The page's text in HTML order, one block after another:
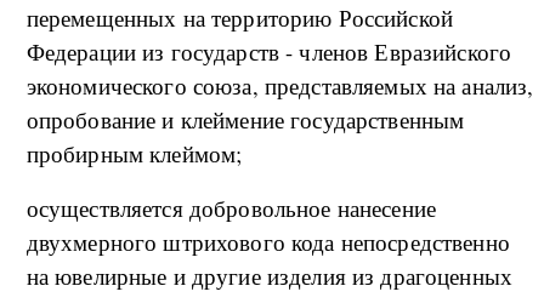
перемещенных на территорию Российской
Федерации из государств - членов Евразийского
экономического союза, представляемых на анализ,
опробование и клеймение государственным
пробирным клеймом;
осуществляется добровольное нанесение
двухмерного штрихового кода непосредственно
на ювелирные и другие изделия из драгоценных